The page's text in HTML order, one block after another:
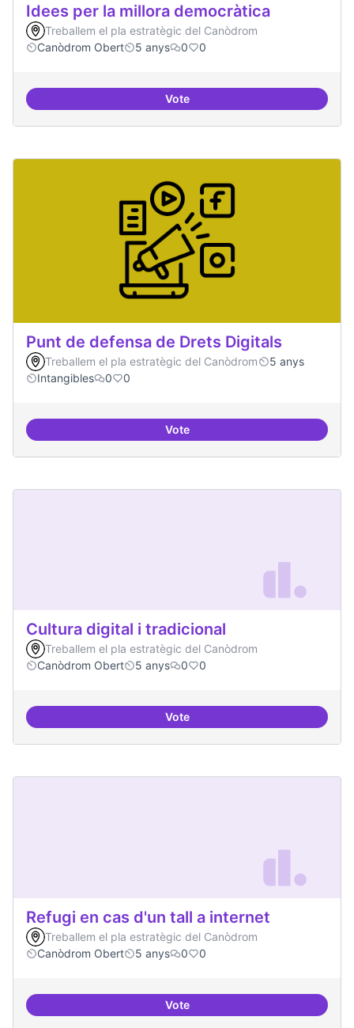
Idees per la millora democràtica
Treballem el pla estratègic del Canòdrom
Canòdrom Obert
5 anys 0 0
VoteIdees per la millora democràtica
Punt de defensa de Drets Digitals
Treballem el pla estratègic del Canòdrom
5 anys
Intangibles
0 0
VotePunt de defensa de Drets Digitals
Cultura digital i tradicional
Treballem el pla estratègic del Canòdrom
Canòdrom Obert
5 anys 0 0
VoteCultura digital i tradicional
Refugi en cas d'un tall a internet
Treballem el pla estratègic del Canòdrom
Canòdrom Obert
5 anys 0 0
VoteRefugi en cas d'un tall a internet